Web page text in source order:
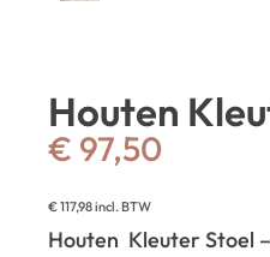
Houten
€ 97,50
€117,98incl. BTW
Houten Kleuter Stoel